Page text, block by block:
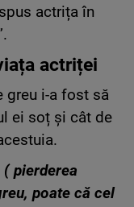
actrița în
actriței
greu i-a fost să
ei soț și cât de
pierderea
poate că cel